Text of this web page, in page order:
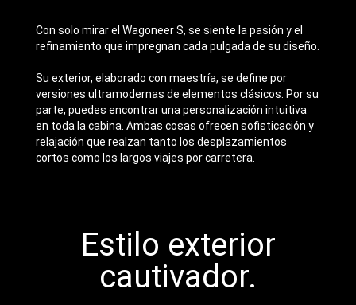
Con solo mirar el Wagoneer S, se siente la pasión y el
refinamiento que impregnan cada pulgada de su diseño.
Su exterior, elaborado con maestría, se define por
versiones ultramodernas de elementos clásicos. Por su
parte, puedes encontrar una personalización intuitiva
en toda la cabina. Ambas cosas ofrecen sofisticación y
relajación que realzan tanto los desplazamientos
cortos como los largos viajes por carretera.
Estilo exterior
cautivador.